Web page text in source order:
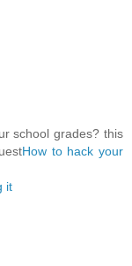
school grades? this
How to hack your
it